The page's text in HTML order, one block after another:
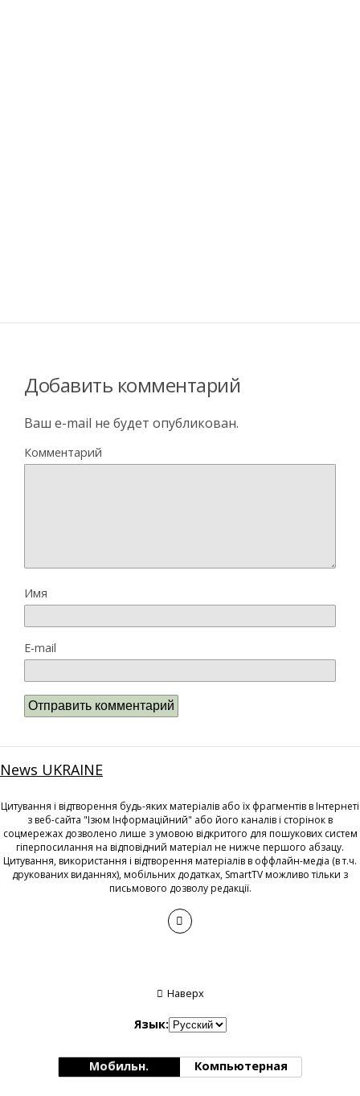
Добавить комментарий
Ваш e-mail не будет опубликован.
Комментарий
Имя
E-mail
News UKRAINE
Цитування і відтворення будь-яких матеріалів або їх фрагментів в Інтернеті
з веб-сайта "Ізюм Інформаційний" або його каналів і сторінок в
соцмережах дозволено лише з умовою відкритого для пошукових систем
гіперпосилання на відповідний матеріал не нижче першого абзацу.
Цитування, використання і відтворення матеріалів в оффлайн-медіа (в т.ч.
друкованих виданнях), мобільних додатках, SmartTV можливо тільки з
письмового дозволу редакції.
Наверх
Язык:
Мобильн. Компьютерная